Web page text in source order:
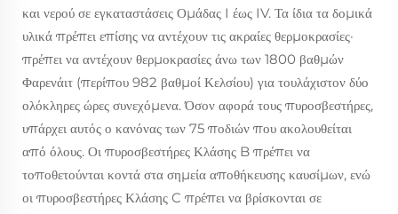
και νερού σε εγκαταστάσεις Ομάδας I έως IV. Τα ίδια τα δομικά
υλικά πρέπει επίσης να αντέχουν τις ακραίες θερμοκρασίες·
πρέπει να αντέχουν θερμοκρασίες άνω των 1800 βαθμών
Φαρενάιτ (περίπου 982 βαθμοί Κελσίου) για τουλάχιστον δύο
ολόκληρες ώρες συνεχόμενα. Όσον αφορά τους πυροσβεστήρες,
υπάρχει αυτός ο κανόνας των 75 ποδιών που ακολουθείται
από όλους. Οι πυροσβεστήρες Κλάσης B πρέπει να
τοποθετούνται κοντά στα σημεία αποθήκευσης καυσίμων, ενώ
οι πυροσβεστήρες Κλάσης C πρέπει να βρίσκονται σε